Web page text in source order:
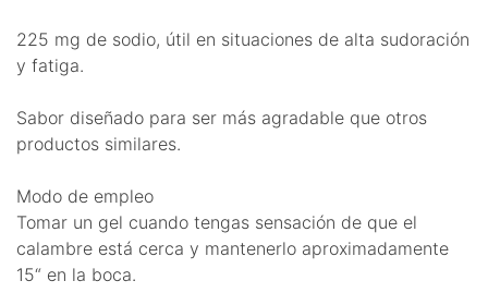
225 mg de sodio, útil en situaciones de alta sudoración
y fatiga.
Sabor diseñado para ser más agradable que otros
productos similares.
Modo de empleo
Tomar un gel cuando tengas sensación de que el
calambre está cerca y mantenerlo aproximadamente
15“ en la boca.